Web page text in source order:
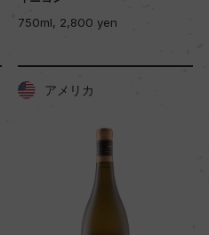
750ml, 2,800 yen
アメリカ